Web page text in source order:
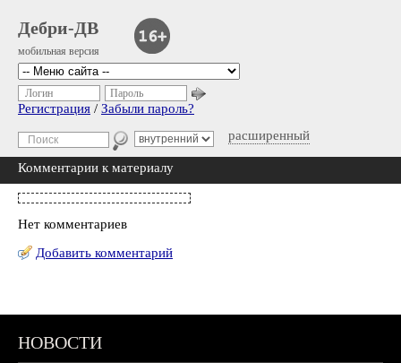
Дебри-ДВ
мобильная версия
расширенный
Логин Пароль
Регистрация / Забыли пароль?
Комментарии к материалу
Нет комментариев
Добавить комментарий
НОВОСТИ